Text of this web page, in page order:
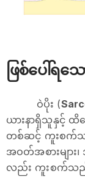
ဖြစ်ပေါ်ရသ
ဝဲပိုး (
ယားနာရှိသူနှင့် ထိတွ
တစ်ဆင့် ကူးစက်သ
အဝတ်အစားများ
လည်း ကူးစက်သ